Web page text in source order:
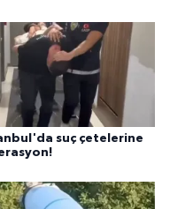
suç çetelerine